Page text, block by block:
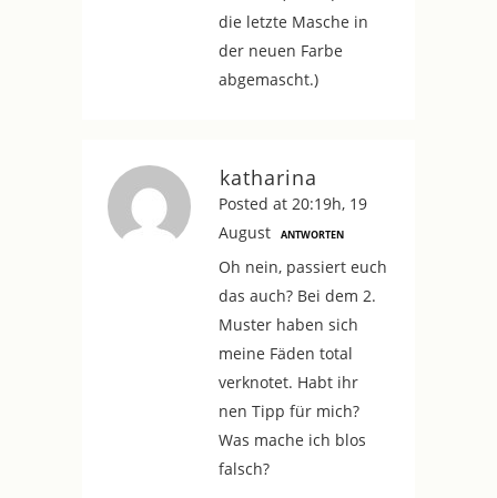
die letzte Masche in
der neuen Farbe
abgemascht.)
katharina
Posted at 20:19h, 19
August
ANTWORTEN
Oh nein, passiert euch
das auch? Bei dem 2.
Muster haben sich
meine Fäden total
verknotet. Habt ihr
nen Tipp für mich?
Was mache ich blos
falsch?